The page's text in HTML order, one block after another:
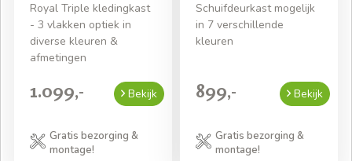
Royal Triple kledingkast
- 3 vlakken optiek in
diverse kleuren &
afmetingen
1.099,- Bekijk
Gratis bezorging &
montage!
Schuifdeurkast mogelijk
in 7 verschillende
kleuren
899,- Bekijk
Gratis bezorging &
montage!